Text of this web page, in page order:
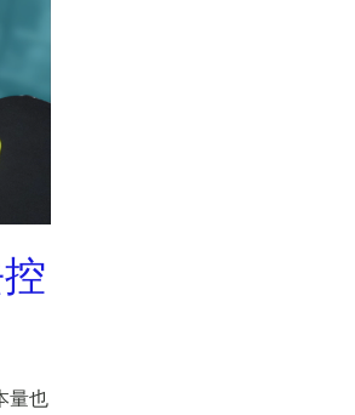
量也